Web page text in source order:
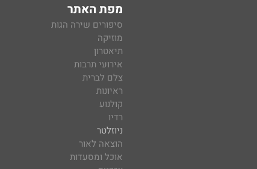
מפת האתר
סיפורים שירה הגות
מוזיקה
תיאטרון
אירועי תרבות
צלם לברית
ראיונות
קולנוע
רדיו
ניוזלטר
הוצאה לאור
אוכל ומסעדות